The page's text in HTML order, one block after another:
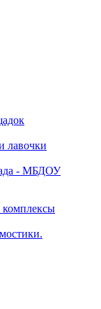
лавочки
- МБДОУ
комплексы